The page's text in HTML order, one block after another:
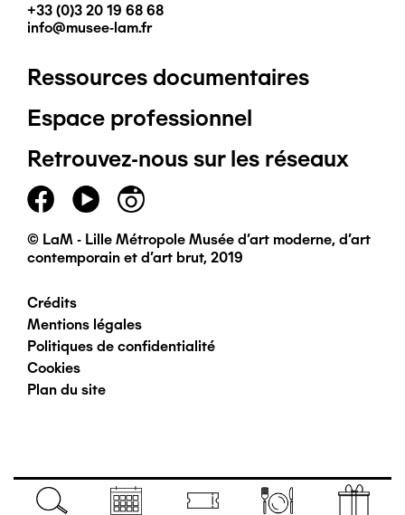
Navigation
+33 (0)3 20 19 68 68
info@musee-lam.fr
Pied
de
page
principal
Ressources documentaires
Espace professionnel
Retrouvez-nous sur les réseaux
© LaM - Lille Métropole Musée d'art moderne, d'art
contemporain et d'art brut, 2019
Pied
de
page
Crédits
Mentions légales
Politiques de confidentialité
Cookies
Plan du site